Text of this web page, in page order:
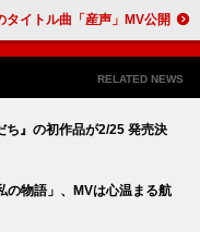
、ニューアルバムのタイトル曲「産声」MV公開
RELATED NEWS
ち』の初作品が2/25 発売決
の物語」、MVは心温まる航